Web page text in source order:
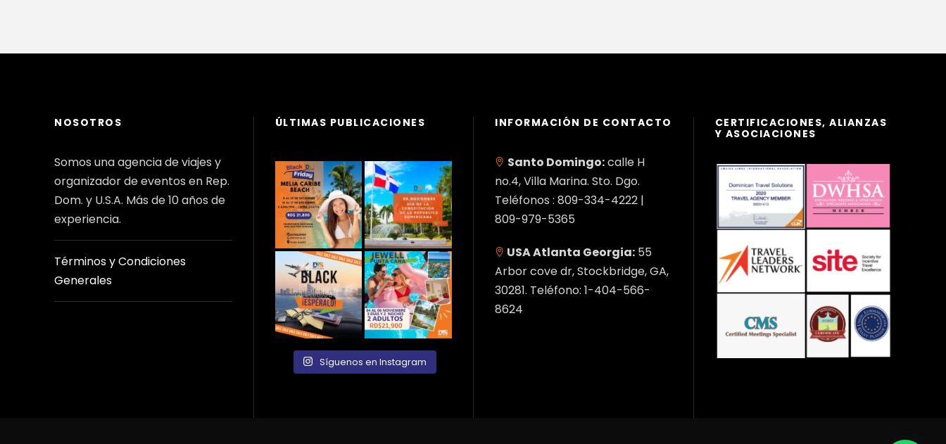
NOSOTROS
Somos una agencia de viajes y
organizador de eventos en Rep.
Dom. y U.S.A. Más de 10 años de
experiencia.
Términos y Condiciones
Generales
ÚLTIMAS PUBLICACIONES
Síguenos en Instagram
INFORMACIÓN DE CONTACTO
Santo Domingo:calle H
no.4, Villa Marina. Sto. Dgo.
Teléfonos : 809-334-4222 |
809-979-5365
USA Atlanta Georgia: 55
Arbor cove dr, Stockbridge, GA,
30281. Teléfono: 1-404-566-
8624
CERTIFICACIONES, ALIANZAS
Y ASOCIACIONES